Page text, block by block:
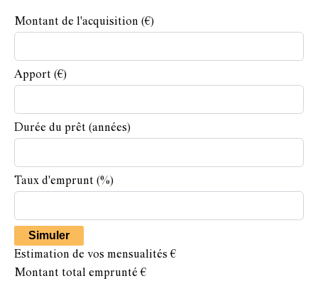
Montant de l'acquisition (€)
Apport (€)
Durée du prêt (années)
Taux d'emprunt (%)
Simuler
Estimation de vos mensualités€
Montant total emprunté €